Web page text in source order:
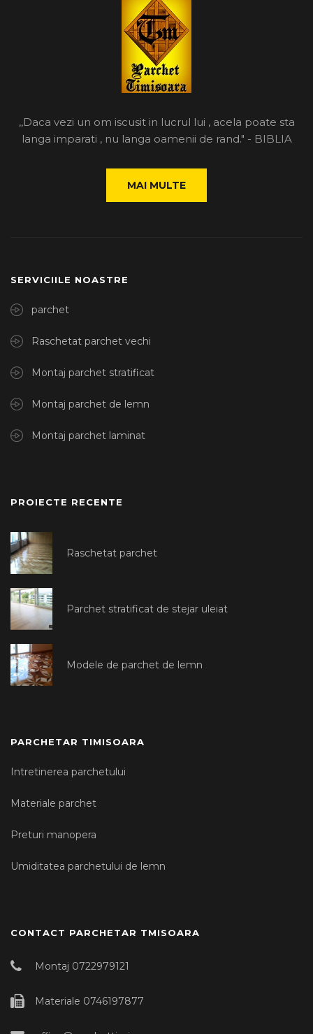
,,Daca vezi un om iscusit in lucrul lui , acela poate sta
langa imparati , nu langa oamenii de rand." - BIBLIA
MAI MULTE
SERVICIILE NOASTRE
parchet
Raschetat parchet vechi
Montaj parchet stratificat
Montaj parchet de lemn
Montaj parchet laminat
PROIECTE RECENTE
Raschetat parchet
Parchet stratificat de stejar uleiat
Modele de parchet de lemn
PARCHETAR TIMISOARA
Intretinerea parchetului
Materiale parchet
Preturi manopera
Umiditatea parchetului de lemn
CONTACT PARCHETAR TMISOARA
Montaj 0722979121
Materiale 0746197877